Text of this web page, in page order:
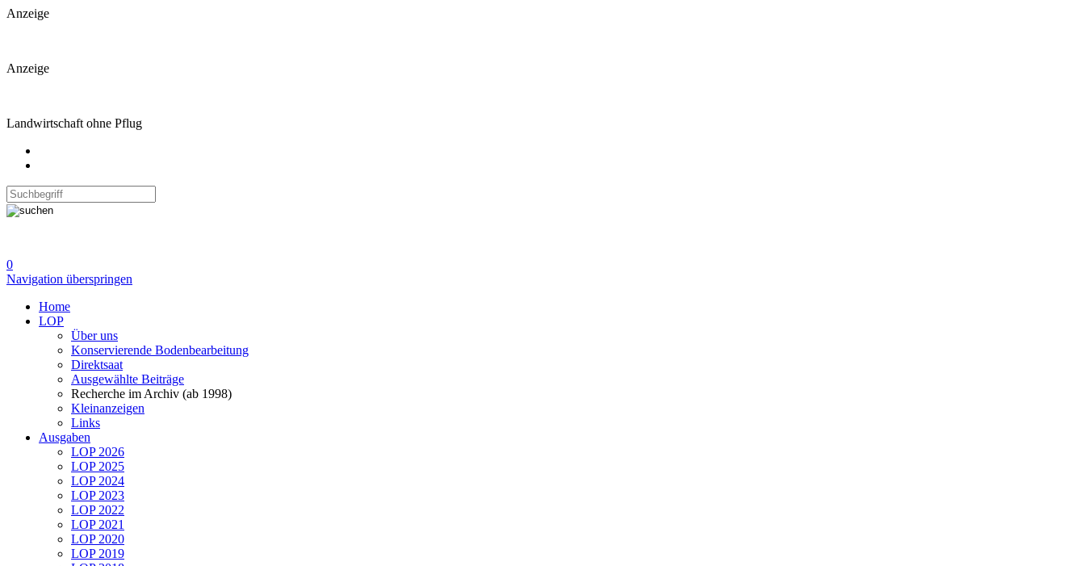
Anzeige
Anzeige
Landwirtschaft ohne Pflug
0
Navigation überspringen
Home
LOP
Über uns
Konservierende Bodenbearbeitung
Direktsaat
Ausgewählte Beiträge
Recherche im Archiv (ab 1998)
Kleinanzeigen
Links
Ausgaben
LOP 2026
LOP 2025
LOP 2024
LOP 2023
LOP 2022
LOP 2021
LOP 2020
LOP 2019